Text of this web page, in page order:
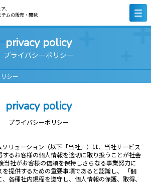
、
ムの販売・開発
privacy policy
プライバシーポリシー
シー
privacy policy
プライバシーポリシー
リューション（以下「当社」）は、当社サービス
るお客様の個人情報を適切に取り扱うことが社会
当社がお客様の信頼を保持しさらなる事業努力に
提供するための重要事項であると認識し、 「個
各種社内規程を遵守し、個人情報の保護、取得、